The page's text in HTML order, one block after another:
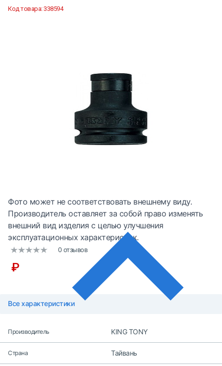
Код товара:338594
Фото может не соответствовать внешнему виду.
Производитель оставляет за собой право изменять
внешний вид изделия с целью улучшения
эксплуатационных характеристик.
0 отзывов
₽
Все характеристики
Производитель KING TONY
Страна Тайвань